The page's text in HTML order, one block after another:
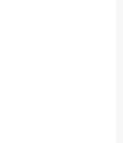
и терапия"